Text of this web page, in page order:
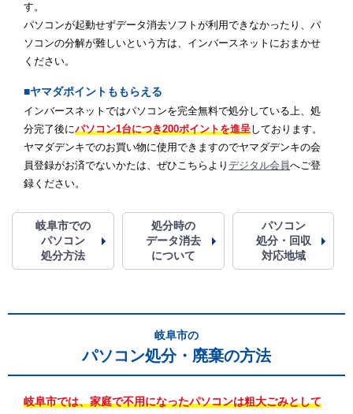
す。
パソコンが起動せずデータ消去ソフトが利用できなかったり、パ
ソコンの分解が難しいという方は、インバースネットにおまかせ
ください。
■ヤマダポイントももらえる
インバースネットではパソコンを完全無料で処分している上、処
分完了後にパソコン1台につき200ポイントを進呈しております。
ヤマダデンキでのお買い物に使用できますのでヤマダデンキの会
員登録がお済でないかたは、ぜひこちらより デジタル会員へご登
録ください。
岐阜市での
パソコン
処分方法
処分時の
データ消去
について
パソコン
処分・回収
対応地域
岐阜市の
パソコン処分・廃棄の方法
岐阜市では、家庭で不用になったパソコンは粗大ごみとして